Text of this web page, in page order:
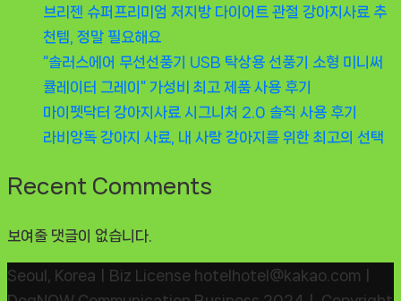
브리젠 슈퍼프리미엄 저지방 다이어트 관절 강아지사료 추
천템, 정말 필요해요
“솔러스에어 무선선풍기 USB 탁상용 선풍기 소형 미니써
큘레이터 그레이” 가성비 최고 제품 사용 후기
마이펫닥터 강아지사료 시그니처 2.0 솔직 사용 후기
라비앙독 강아지 사료, 내 사랑 강아지를 위한 최고의 선택
Recent Comments
보여줄 댓글이 없습니다.
Seoul, KoreaㅣBiz License hotelhotel@kakao.comㅣ